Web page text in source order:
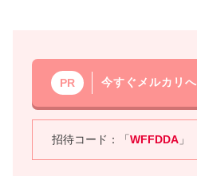
PR 今すぐメルカリへ
招待コード：「WFFDDA 」